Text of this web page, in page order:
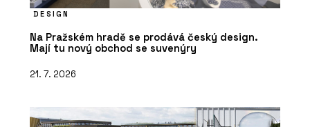
DESIGN
Na Pražském hradě se prodává český design.
Mají tu nový obchod se suvenýry
21. 7. 2026